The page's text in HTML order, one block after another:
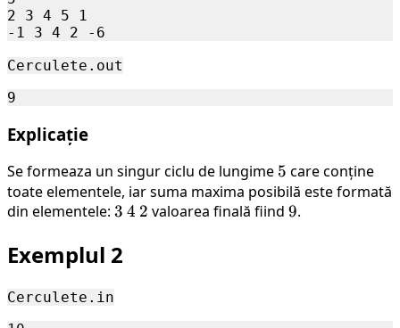
2 3 4 5 1
Cerculete.out
Explicație
Se formeaza un singur ciclu de lungime 5
5 care conține
toate elementele, iar suma maxima posibilă este formată
din elementele: 3
3 4
4 2
2 valoarea finală fiind 9
9.
Exemplul 2
Cerculete.in